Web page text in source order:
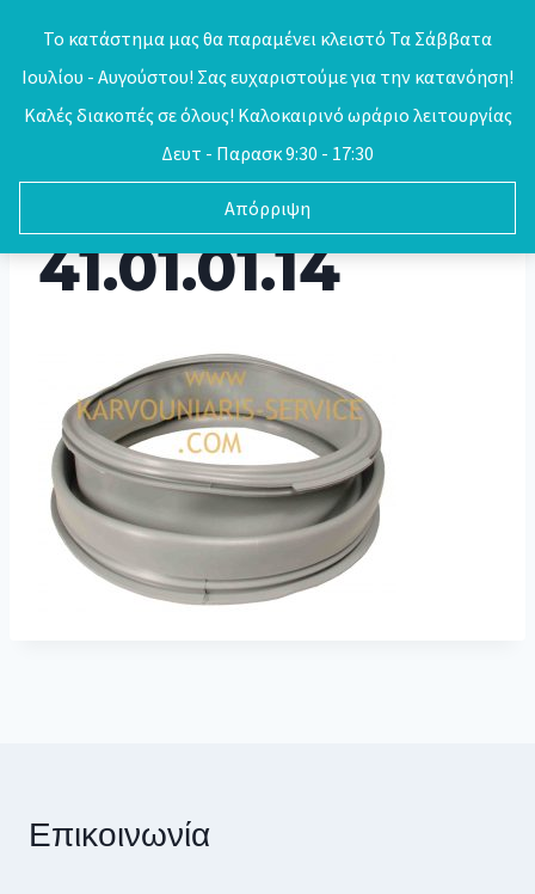
Το κατάστημα μας θα παραμένει κλειστό Τα Σάββατα
Ιουλίου - Αυγούστου! Σας ευχαριστούμε για την κατανόηση!
Καλές διακοπές σε όλους! Καλοκαιρινό ωράριο λειτουργίας
Δευτ - Παρασκ 9:30 - 17:30
Απόρριψη
0
41.01.01.14
Επικοινωνία